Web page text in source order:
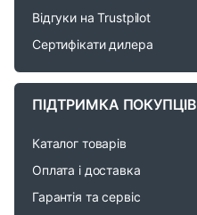
C
Відгуки на Trustpilot
Сертифікати дилера
ПІДТРИМКА ПОКУПЦІВ
Каталог товарів
Оплата і доставка
Гарантія та сервіс